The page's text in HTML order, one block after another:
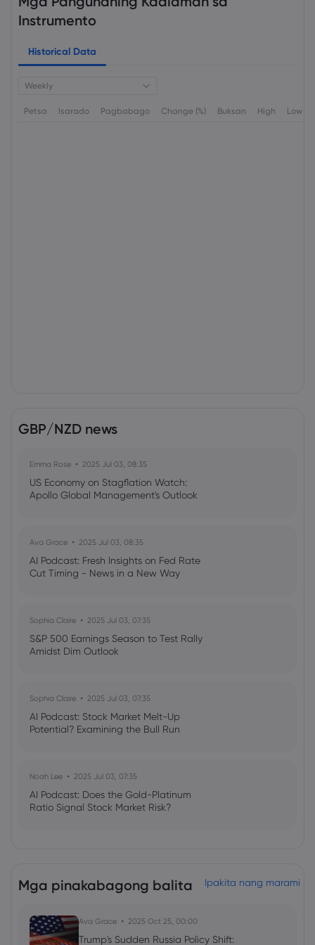
Instrumento
Historical Data
Weekly
Petsa Isarado Pagbabago Change (%) Buksan High Low
GBP/NZD news
Emma Rose 2025 Jul 03, 08:35
US Economy on Stagflation Watch:
Apollo Global Management's Outlook
Ava Grace 2025 Jul 03, 08:35
AI Podcast: Fresh Insights on Fed Rate
Cut Timing - News in a New Way
Sophia Claire 2025 Jul 03, 07:35
S&P 500 Earnings Season to Test Rally
Amidst Dim Outlook
Sophia Claire 2025 Jul 03, 07:35
AI Podcast: Stock Market Melt-Up
Potential? Examining the Bull Run
Noah Lee 2025 Jul 03, 07:35
AI Podcast: Does the Gold-Platinum
Ratio Signal Stock Market Risk?
Mga pinakabagong balita Ipakita nang marami
Ava Grace 2025 Oct 25, 00:00
Trump's Sudden Russia Policy Shift: